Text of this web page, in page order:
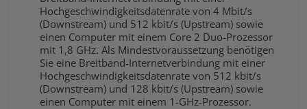
Hochgeschwindigkeitsdatenrate von 4 Mbit/s
(Downstream) und 512 kbit/s (Upstream) sowie
einen Computer mit einem Core 2 Duo-Prozessor
mit 1,8 GHz. Als Mindestvoraussetzung benötigen
Sie eine Breitband-Internetverbindung mit einer
Hochgeschwindigkeitsdatenrate von 512 kbit/s
(Downstream) und 128 kbit/s (Upstream) sowie
einen Computer mit einem 1-GHz-Prozessor.